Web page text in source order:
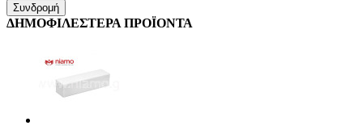
Συνδρομή
ΔΗΜΟΦΙΛΕΣΤΕΡΑ ΠΡΟΪΟΝΤΑ